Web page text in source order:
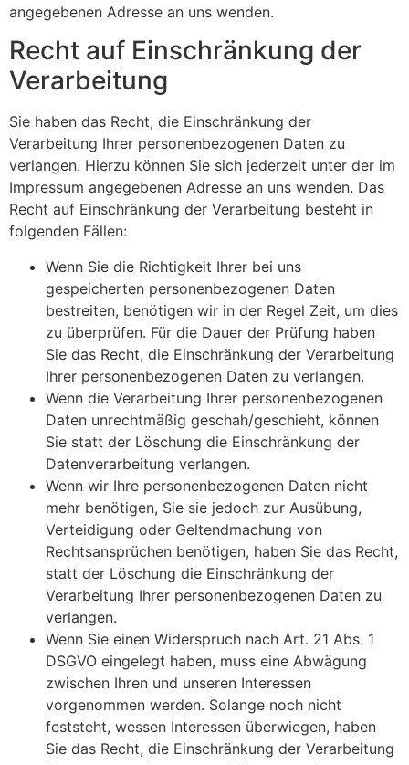
angegebenen Adresse an uns wenden.
Recht auf Einschränkung der
Verarbeitung
Sie haben das Recht, die Einschränkung der
Verarbeitung Ihrer personenbezogenen Daten zu
verlangen. Hierzu können Sie sich jederzeit unter der im
Impressum angegebenen Adresse an uns wenden. Das
Recht auf Einschränkung der Verarbeitung besteht in
folgenden Fällen:
Wenn Sie die Richtigkeit Ihrer bei uns
gespeicherten personenbezogenen Daten
bestreiten, benötigen wir in der Regel Zeit, um dies
zu überprüfen. Für die Dauer der Prüfung haben
Sie das Recht, die Einschränkung der Verarbeitung
Ihrer personenbezogenen Daten zu verlangen.
Wenn die Verarbeitung Ihrer personenbezogenen
Daten unrechtmäßig geschah/geschieht, können
Sie statt der Löschung die Einschränkung der
Datenverarbeitung verlangen.
Wenn wir Ihre personenbezogenen Daten nicht
mehr benötigen, Sie sie jedoch zur Ausübung,
Verteidigung oder Geltendmachung von
Rechtsansprüchen benötigen, haben Sie das Recht,
statt der Löschung die Einschränkung der
Verarbeitung Ihrer personenbezogenen Daten zu
verlangen.
Wenn Sie einen Widerspruch nach Art. 21 Abs. 1
DSGVO eingelegt haben, muss eine Abwägung
zwischen Ihren und unseren Interessen
vorgenommen werden. Solange noch nicht
feststeht, wessen Interessen überwiegen, haben
Sie das Recht, die Einschränkung der Verarbeitung